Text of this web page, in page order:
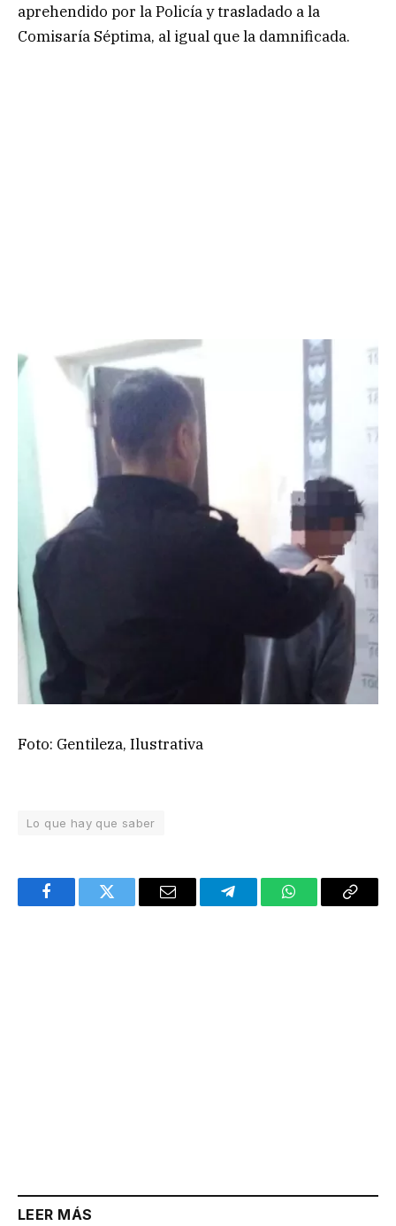
aprehendido por la Policía y trasladado a la
Comisaría Séptima, al igual que la damnificada.
Foto: Gentileza, Ilustrativa
Lo que hay que saber
FacebookTwitter Email TelegramWhatsAppCopy
LEER MÁS